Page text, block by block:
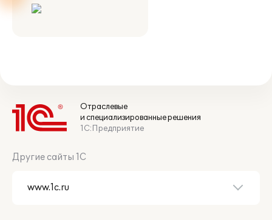
Отраслевые
и специализированные решения
1С:Предприятие
Другие сайты 1С